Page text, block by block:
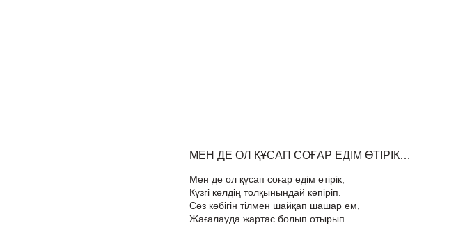
МЕН ДЕ ОЛ ҚҰСАП СОҒАР ЕДІМ ӨТІРІК…
Мен де ол құсап соғар едім өтірік,
Күзгі көлдің толқынындай көпіріп.
Сөз көбігін тілмен шайқап шашар ем,
Жағалауда жартас болып отырып.